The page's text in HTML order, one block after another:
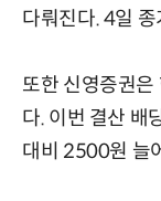
다뤄진다. 4일
또한 신영증권은
다. 이번 결산 배
대비 2500원 늘